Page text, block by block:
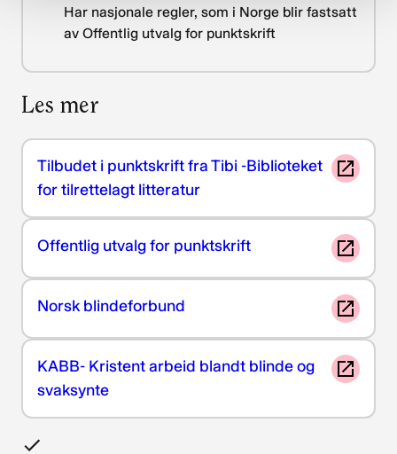
Har nasjonale regler, som i Norge blir fastsatt
av Offentlig utvalg for punktskrift
Les mer
Tilbudet i punktskrift fra Tibi -Biblioteket
for tilrettelagt litteratur
Offentlig utvalg for punktskrift
Norsk blindeforbund
KABB- Kristent arbeid blandt blinde og
svaksynte